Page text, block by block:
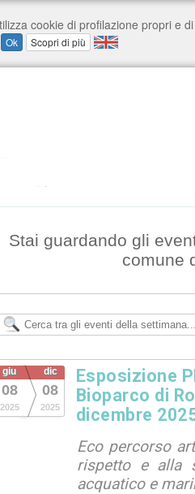
Stai guardando gli
comune
giu
08
2025
dic
08
2025
Esposizione
Bioparco di
dicembre
Eco percorso
rispetto e alla
acquatico e